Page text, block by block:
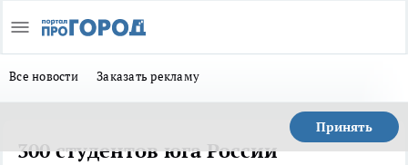
Все новости Заказать рекламу
Принять
300 студентов юга России